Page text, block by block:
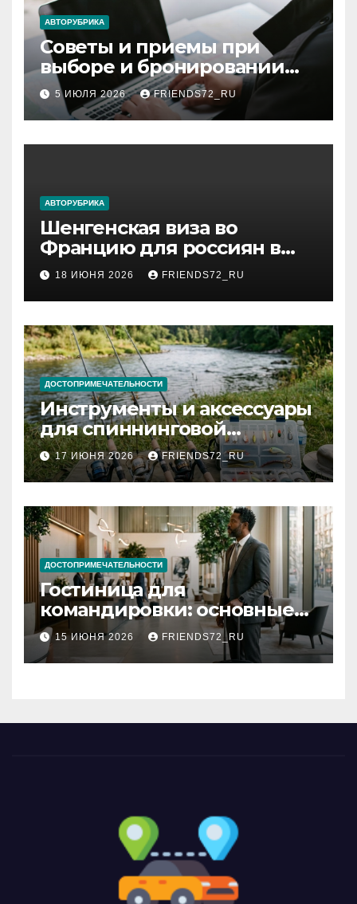
АВТОРУБРИКА
Советы и приемы при
выборе и бронировании
авиабилетов
5 ИЮЛЯ 2026 FRIENDS72_RU
АВТОРУБРИКА
Шенгенская виза во
Францию для россиян в
2026 году: сроки от 3 дней
и список необходимых
документов
18 ИЮНЯ 2026 FRIENDS72_RU
ДОСТОПРИМЕЧАТЕЛЬНОСТИ
Инструменты и аксессуары
для спиннинговой
рыбалки: назначение и
типы
17 ИЮНЯ 2026 FRIENDS72_RU
ДОСТОПРИМЕЧАТЕЛЬНОСТИ
Гостиница для
командировки: основные
критерии выбора
15 ИЮНЯ 2026 FRIENDS72_RU